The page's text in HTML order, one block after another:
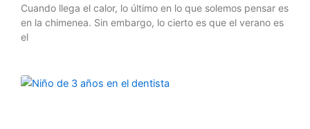
Cuando llega el calor, lo último en lo que solemos pensar es
en la chimenea. Sin embargo, lo cierto es que el verano es
el